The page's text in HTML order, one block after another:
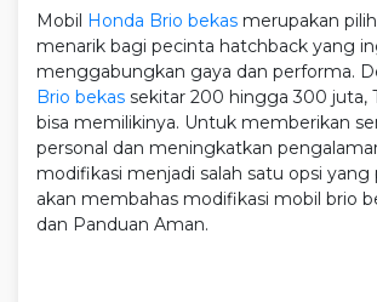
Mobil Honda Brio bekas merupakan
menarik bagi pecinta hatchback yang
menggabungkan gaya dan performa.
Brio bekas sekitar 200 hingga 300 juta,
bisa memilikinya. Untuk memberikan
personal dan meningkatkan
modifikasi menjadi salah satu opsi yang
akan membahas modifikasi mobil brio
dan Panduan Aman.